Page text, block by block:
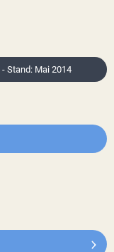
Stand: Mai 2014